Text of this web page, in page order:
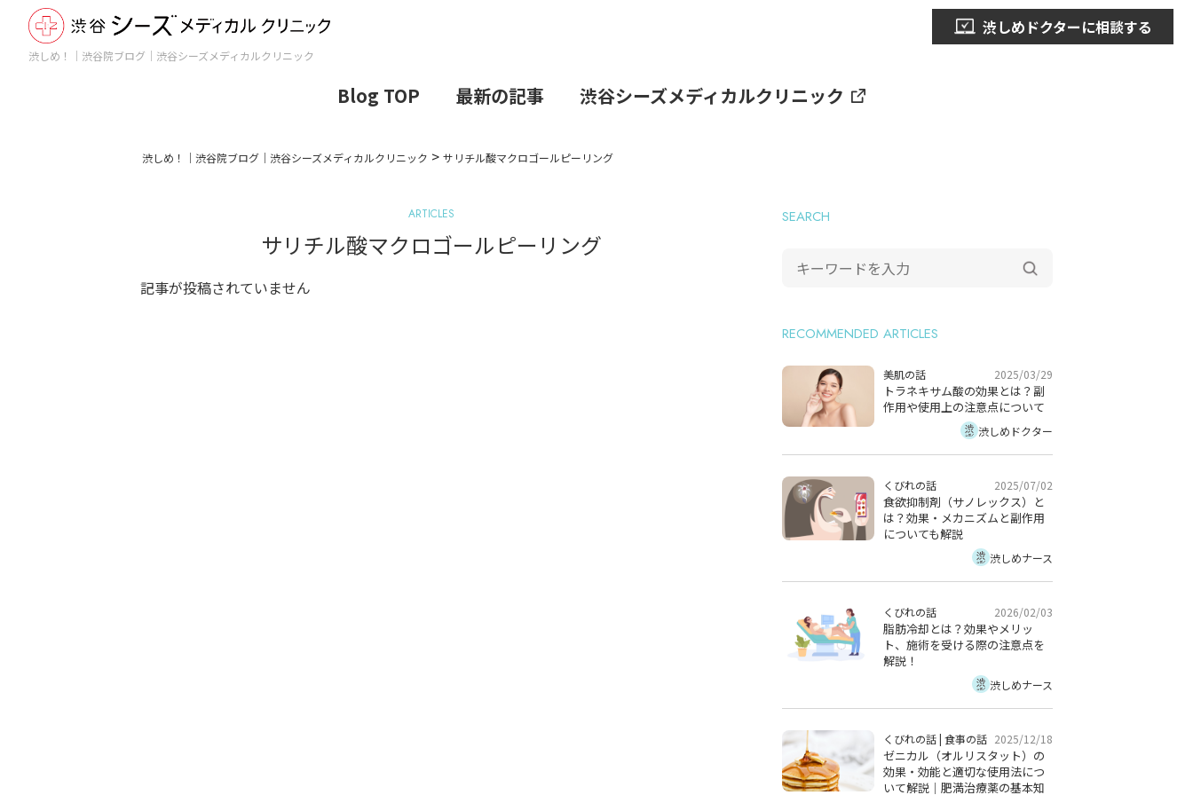
渋しめ！｜渋谷院ブログ｜渋谷シーズメディカルクリニック
Blog TOP 最新の記事 渋谷シーズメディカルクリニック
渋しめドクターに相談する
渋しめ！｜渋谷院ブログ｜渋谷シーズメディカルクリニック > サリチル酸マクロゴールピーリング
ARTICLES
サリチル酸マクロゴールピーリング
記事が投稿されていません
SEARCH
RECOMMENDED ARTICLES
美肌の話 2025/03/29
トラネキサム酸の効果とは？副
作用や使用上の注意点について
渋しめドクター
くびれの話 2025/07/02
食欲抑制剤（サノレックス）と
は？効果・メカニズムと副作用
についても解説
渋しめナース
くびれの話 2026/02/03
脂肪冷却とは？効果やメリッ
ト、施術を受ける際の注意点を
解説！
渋しめナース
くびれの話| 食事の話 2025/12/18
ゼニカル（オルリスタット）の
効果・効能と適切な使用法につ
いて解説｜肥満治療薬の基本知